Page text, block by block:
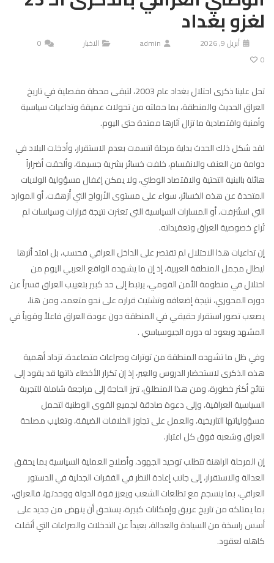
لغزو بغداد
أبريل 9, 2026 admin الاخبار
0
0
تحل علينا ذكرى احتلال بغداد عام 2003، لتبقى محطة مفصلية في تاريخ
العراق الحديث والمنطقة، بما حملته من تحولات عميقة وتداعيات سياسية
وأمنية واقتصادية ما تزال آثارها ممتدة حتى اليوم.
لقد شكل ذلك الحدث بداية مرحلة اتسمت بعدم الاستقرار، وأدخلت البلاد في
دوامة من العنف والانقسام، خلفت خسائر بشرية جسيمة، وألحقت أضراراً
هائلة بالبنية التحتية والاقتصاد الوطني، ولا يمكن إغفال مسؤولية الولايات
المتحدة عن هذه الخسائر، سواء على مستوى الأرواح التي أُزهقت، أو الموارد
التي استُنزفت، أو المسارات السياسية التي تعثرت نتيجة قرارات وسياسات لم
تُراعِ خصوصية العراق وتعقيداته.
إن تداعيات هذا الاحتلال لم تقتصر على الداخل العراقي فحسب، بل امتد أثرها
ليطال مجمل المنطقة العربية، إذ إن ما يشهده الواقع العربي اليوم من
اختلال في منظومة الأمن القومي، يرتبط إلى حد كبير بتغييب العراق قسراً عن
دوره المحوري، نتيجة إضعافه وتشتيت قراره على نحو متعمد، ومن هنا،
يصعب تصور استقرار حقيقي في المنطقة دون عودة العراق فاعلاً وقوياً في
المشهد ويعود له دوره الجيوسياسي .
وفي ظل ما تشهده المنطقة من توترات وصراعات متصاعدة، تزداد أهمية
هذه الذكرى لاستحضار الدروس والعِبر، إذ إن تكرار الأخطاء ذاتها قد يقود إلى
نتائج أكثر خطورة، ومن هذا المنطلق، تبرز الحاجة إلى مراجعة شاملة للتجربة
السياسية العراقية، وإلى دعوة صادقة لجميع القوى الوطنية لتحمل
مسؤولياتها التاريخية، والعمل على تجاوز الخلافات الضيقة، وتغليب مصلحة
العراق وشعبه فوق كل اعتبار.
إن المرحلة الراهنة تتطلب توحيد الجهود، وأصلاح العملية السياسية بما يحقق
العدالة والاستقرار، إلى جانب إعادة النظر في الفقرات الجدلية في الدستور
العراقي، بما ينسجم مع تطلعات الشعب ويعزز قوة الدولة ووحدتها، فالعراق،
بما يمتلكه من تاريخ عريق وإمكانات كبيرة، يستحق أن ينهض من جديد على
أسس راسخة من السيادة والعدالة، بعيداً عن التدخلات والصراعات التي أثقلت
كاهله لعقود.